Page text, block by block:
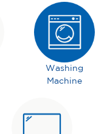
Washing
Machine